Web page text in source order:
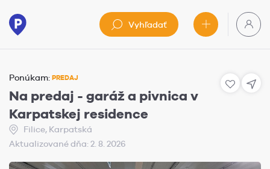
Vyhľadať
Ponúkam: PREDAJ
Na predaj - garáž a pivnica v
Karpatskej residence
Filice, Karpatská
Aktualizované dňa: 2. 8. 2026